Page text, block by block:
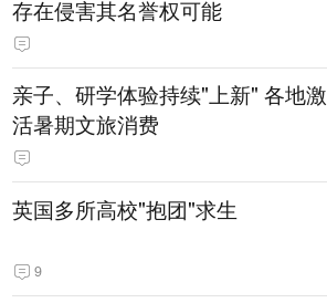
存在侵害其名誉权可能
亲子、研学体验持续"上新" 各地激
活暑期文旅消费
英国多所高校"抱团"求生
9